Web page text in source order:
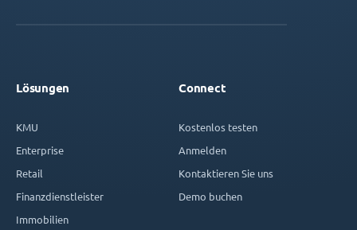
Lösungen
KMU
Enterprise
Retail
Finanzdienstleister
Immobilien
Connect
Kostenlos testen
Anmelden
Kontaktieren Sie uns
Demo buchen